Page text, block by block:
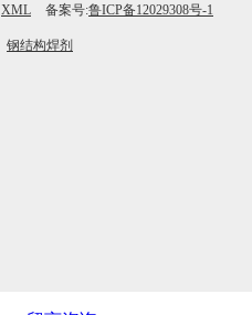
XML 备案号:鲁ICP备12029308号-1
钢结构焊剂